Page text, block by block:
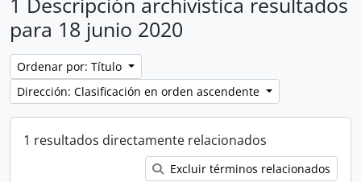
para 18 junio 2020
Ordenar por: Título
Dirección: Clasificación en orden ascendente
1 resultados directamente relacionados
Excluir términos relacionados